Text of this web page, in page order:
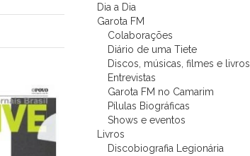
Dia a Dia
Garota FM
Colaborações
Diário de uma Tiete
Discos, músicas, filmes e livros
Entrevistas
Garota FM no Camarim
Pílulas Biográficas
Shows e eventos
Livros
Discobiografia Legionária